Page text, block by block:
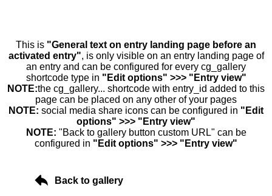
This is "General text on entry landing page before an
activated entry", is only visible on an entry landing page of
an entry and can be configured for every cg_gallery
shortcode type in "Edit options" >>> "Entry view"
NOTE:the cg_gallery... shortcode with entry_id added to this
page can be placed on any other of your pages
NOTE: social media share icons can be configured in "Edit
options" >>> "Entry view"
NOTE: "Back to gallery button custom URL" can be
configured in "Edit options" >>> "Entry view"
Back to gallery